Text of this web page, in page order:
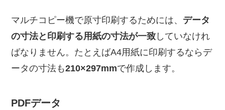
マルチコピー機で原寸印刷するためには、 データ
の寸法と印刷する用紙の寸法が一致 していなけれ
ばなりません。たとえばA4用紙に印刷するならデ
ータの寸法も210×297mmで作成します。
PDFデータ